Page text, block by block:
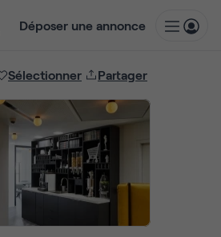
Déposer une annonce
Sélectionner Partager